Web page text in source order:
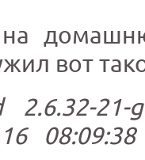
на
вот
2.6.32-21-
08:09:38